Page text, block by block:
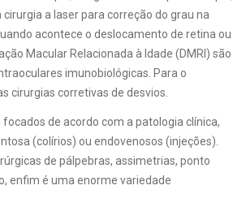
a laser para correção do grau na
acontece o deslocamento de retina ou
Macular Relacionada à Idade (DMRI) são
imunobiológicas. Para o
cirurgias corretivas de desvios.
de acordo com a patologia clínica,
(colírios) ou endovenosos (injeções).
de pálpebras, assimetrias, ponto
enfim é uma enorme variedade